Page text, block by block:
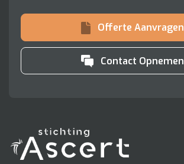
Offerte Aanvragen
Contact Opnemen